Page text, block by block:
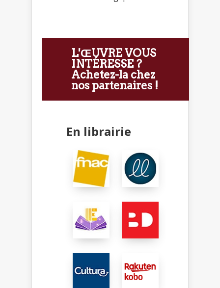
L'ŒUVRE VOUS
INTÉRESSE ?
Achetez-la chez
nos partenaires !
En librairie